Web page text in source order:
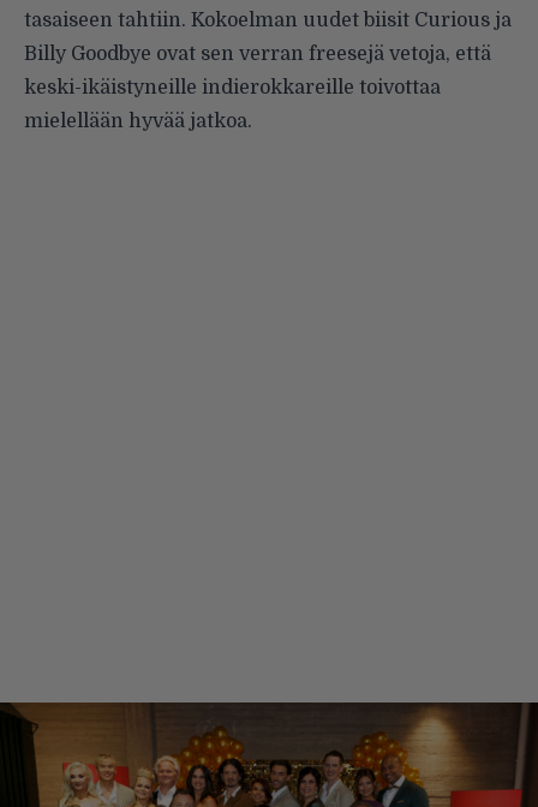
tasaiseen tahtiin. Kokoelman uudet biisit Curious ja
Billy Goodbye ovat sen verran freesejä vetoja, että
keski-ikäistyneille indierokkareille toivottaa
mielellään hyvää jatkoa.